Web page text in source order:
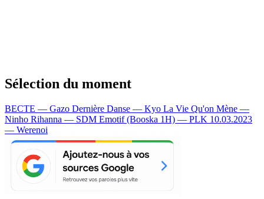
Sélection du moment
BECTE — Gazo Dernière Danse — Kyo La Vie Qu'on Mène —
Ninho Rihanna — SDM Emotif (Booska 1H) — PLK 10.03.2023
— Werenoi